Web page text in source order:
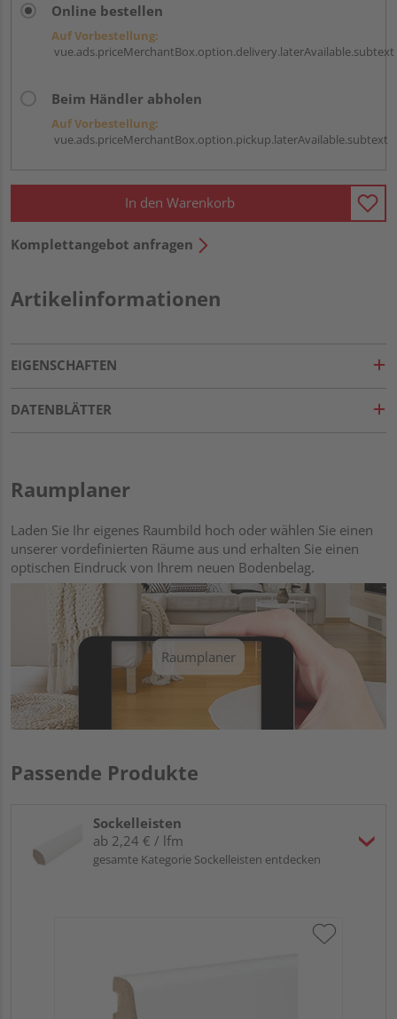
Online bestellen
Auf Vorbestellung:
vue.ads.priceMerchantBox.option.delivery.laterAvailable.subtext
Beim Händler abholen
Auf Vorbestellung:
vue.ads.priceMerchantBox.option.pickup.laterAvailable.subtext
In den Warenkorb
Komplettangebot anfragen
Artikelinformationen
EIGENSCHAFTEN
DATENBLÄTTER
Raumplaner
Laden Sie Ihr eigenes Raumbild hoch oder wählen Sie einen
unserer vordefinierten Räume aus und erhalten Sie einen
optischen Eindruck von Ihrem neuen Bodenbelag.
Raumplaner
Passende Produkte
Sockelleisten
ab 2,24 € / lfm
gesamte Kategorie Sockelleisten entdecken